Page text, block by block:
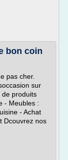
bon coin
pas cher.
sur
de produits
- Meubles :
- Achat
Dcouvrez nos